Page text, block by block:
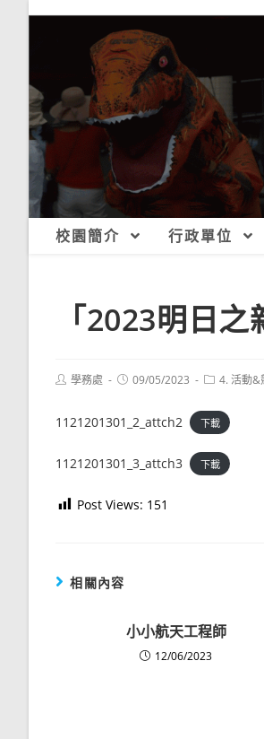
校園簡介 行政單位
「2023明日
Post學務處
Post09/05/2023
Post4. 活動&
1121201301_2_attch2 下載
1121201301_3_attch3 下載
Post Views: 151
相關內容
小小航天工程師
12/06/2023